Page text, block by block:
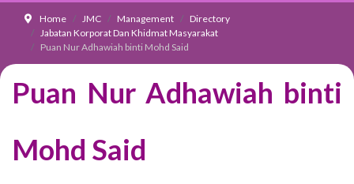
Home JMC Management
Directory
Jabatan Korporat Dan Khidmat Masyarakat
Puan Nur Adhawiah binti Mohd Said
Puan Nur Adhawiah binti
Mohd Said